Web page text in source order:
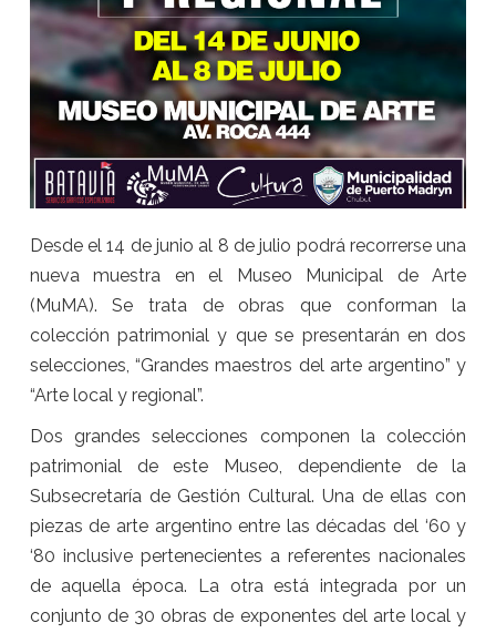
Desde el 14 de junio al 8 de julio podrá recorrerse una
nueva muestra en el Museo Municipal de Arte
(MuMA). Se trata de obras que conforman la
colección patrimonial y que se presentarán en dos
selecciones, “Grandes maestros del arte argentino” y
“Arte local y regional”.
Dos grandes selecciones componen la colección
patrimonial de este Museo, dependiente de la
Subsecretaría de Gestión Cultural. Una de ellas con
piezas de arte argentino entre las décadas del ‘60 y
‘80 inclusive pertenecientes a referentes nacionales
de aquella época. La otra está integrada por un
conjunto de 30 obras de exponentes del arte local y